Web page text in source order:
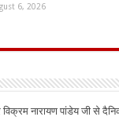
6, 2026
विक्रम नारायण पांडेय जी से